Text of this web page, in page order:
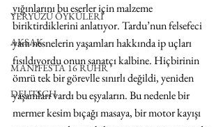
YERYÜZÜ ÖYKÜLERİ
AKSAK
MANIFESTA 16 RUHR
DEUTSCH
yığınlarını bu eserler için malzeme
biriktirdiklerini anlatıyor. Tardu’nun felsefeci
yanı nesnelerin yaşamları hakkında ip uçları
fısıldıyordu onun sanatçı kalbine. Hiçbirinin
ömrü tek bir görevlle sınırlı değildi, yeniden
yaşamları vardı bu eşyaların. Bu nedenle bir
mermer kesim bıçağı masaya, bir motor kayışı